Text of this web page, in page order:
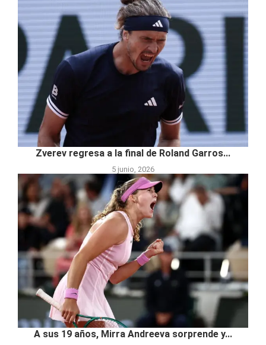
Zverev regresa a la final de Roland Garros...
5 junio, 2026
A sus 19 años, Mirra Andreeva sorprende y...